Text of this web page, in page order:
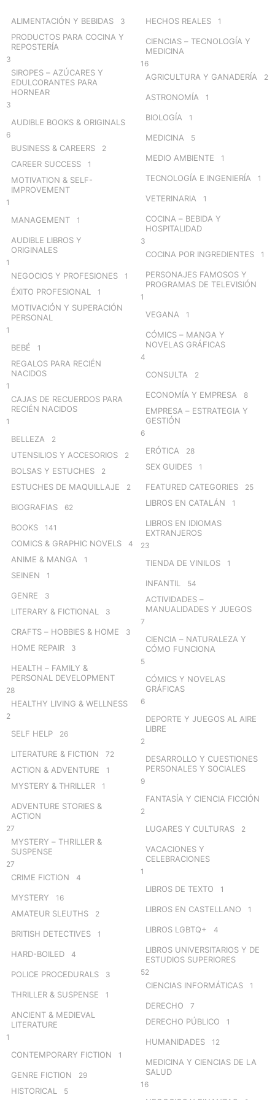
ALIMENTACIÓN Y BEBIDAS 3
PRODUCTOS PARA COCINA Y
REPOSTERÍA
3
SIROPES – AZÚCARES Y
EDULCORANTES PARA
HORNEAR
3
AUDIBLE BOOKS & ORIGINALS
6
BUSINESS & CAREERS 2
CAREER SUCCESS 1
MOTIVATION & SELF-
IMPROVEMENT
1
MANAGEMENT 1
AUDIBLE LIBROS Y
ORIGINALES
1
NEGOCIOS Y PROFESIONES 1
ÉXITO PROFESIONAL 1
MOTIVACIÓN Y SUPERACIÓN
PERSONAL
1
BEBÉ 1
REGALOS PARA RECIÉN
NACIDOS
1
CAJAS DE RECUERDOS PARA
RECIÉN NACIDOS
1
BELLEZA 2
UTENSILIOS Y ACCESORIOS 2
BOLSAS Y ESTUCHES 2
ESTUCHES DE MAQUILLAJE 2
BIOGRAFIAS 62
BOOKS 141
COMICS & GRAPHIC NOVELS 4
ANIME & MANGA 1
SEINEN 1
GENRE 3
LITERARY & FICTIONAL 3
CRAFTS – HOBBIES & HOME 3
HOME REPAIR 3
HEALTH – FAMILY &
PERSONAL DEVELOPMENT
28
HEALTHY LIVING & WELLNESS
2
SELF HELP 26
LITERATURE & FICTION 72
ACTION & ADVENTURE 1
MYSTERY & THRILLER 1
ADVENTURE STORIES &
ACTION
27
MYSTERY – THRILLER &
SUSPENSE
27
CRIME FICTION 4
MYSTERY 16
AMATEUR SLEUTHS 2
BRITISH DETECTIVES 1
HARD-BOILED 4
POLICE PROCEDURALS 3
THRILLER & SUSPENSE 1
ANCIENT & MEDIEVAL
LITERATURE
1
CONTEMPORARY FICTION 1
GENRE FICTION 29
HISTORICAL 5
HECHOS REALES 1
CIENCIAS – TECNOLOGÍA Y
MEDICINA
16
AGRICULTURA Y GANADERÍA 2
ASTRONOMÍA 1
BIOLOGÍA 1
MEDICINA 5
MEDIO AMBIENTE 1
TECNOLOGÍA E INGENIERÍA 1
VETERINARIA 1
COCINA – BEBIDA Y
HOSPITALIDAD
3
COCINA POR INGREDIENTES 1
PERSONAJES FAMOSOS Y
PROGRAMAS DE TELEVISIÓN
1
VEGANA 1
CÓMICS – MANGA Y
NOVELAS GRÁFICAS
4
CONSULTA 2
ECONOMÍA Y EMPRESA 8
EMPRESA – ESTRATEGIA Y
GESTIÓN
6
ERÓTICA 28
SEX GUIDES 1
FEATURED CATEGORIES 25
LIBROS EN CATALÁN 1
LIBROS EN IDIOMAS
EXTRANJEROS
23
TIENDA DE VINILOS 1
INFANTIL 54
ACTIVIDADES –
MANUALIDADES Y JUEGOS
7
CIENCIA – NATURALEZA Y
CÓMO FUNCIONA
5
CÓMICS Y NOVELAS
GRÁFICAS
6
DEPORTE Y JUEGOS AL AIRE
LIBRE
2
DESARROLLO Y CUESTIONES
PERSONALES Y SOCIALES
9
FANTASÍA Y CIENCIA FICCIÓN
2
LUGARES Y CULTURAS 2
VACACIONES Y
CELEBRACIONES
1
LIBROS DE TEXTO 1
LIBROS EN CASTELLANO 1
LIBROS LGBTQ+ 4
LIBROS UNIVERSITARIOS Y DE
ESTUDIOS SUPERIORES
52
CIENCIAS INFORMÁTICAS 1
DERECHO 7
DERECHO PÚBLICO 1
HUMANIDADES 12
MEDICINA Y CIENCIAS DE LA
SALUD
16